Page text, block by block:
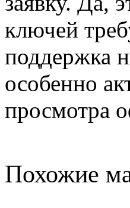
ключей
поддержка
особенно
просмотра
Похожие